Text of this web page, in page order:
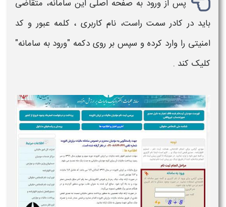
پس از ورود به صفحه اصلی این سامانه، متقاضی
باید در کادر سمت راست، نام کاربری ، کلمه عبور و کد
امنیتی را وارد کرده و سپس بر روی دکمه "ورود به سامانه"
کلیک کند .